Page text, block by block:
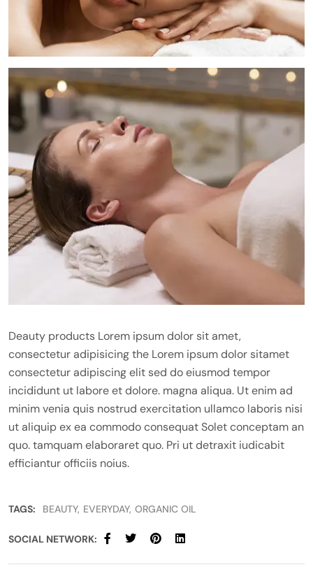
Deauty products Lorem ipsum dolor sit amet,
consectetur adipisicing the Lorem ipsum dolor sitamet
consectetur adipiscing elit sed do eiusmod tempor
incididunt ut labore et dolore. magna aliqua. Ut enim ad
minim venia quis nostrud exercitation ullamco laboris nisi
ut aliquip ex ea commodo consequat Solet conceptam an
quo. tamquam elaboraret quo. Pri ut detraxit iudicabit
efficiantur officiis noius.
TAGS: BEAUTY EVERYDAY ORGANIC OIL
SOCIAL NETWORK: